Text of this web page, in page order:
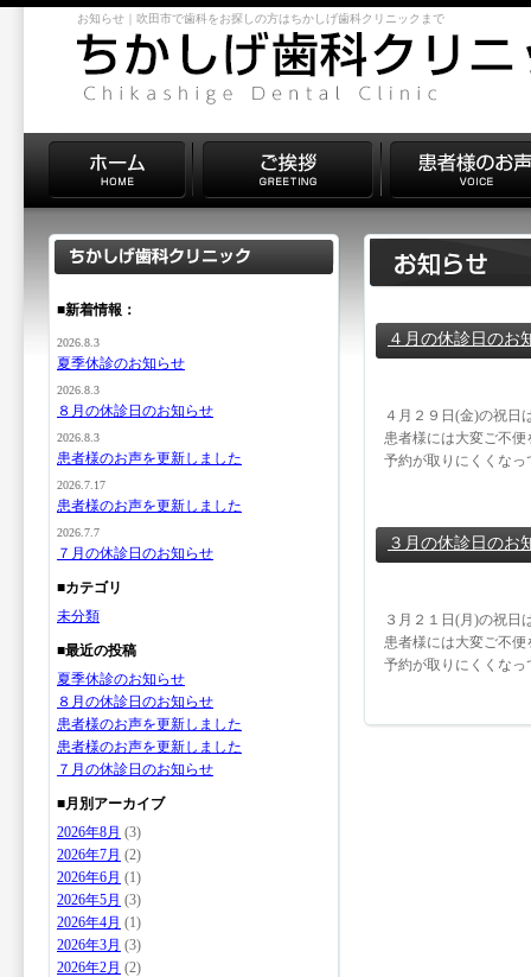
お知らせ｜吹田市で歯科をお探しの方はちかしげ歯科クリニックまで
４月の休診日のお
４月２９日(金)の祝日
患者様には大変ご不
予約が取りにくくな
３月の休診日のお
３月２１日(月)の祝日
患者様には大変ご不
予約が取りにくくな
■新着情報：
2026.8.3
夏季休診のお知らせ
2026.8.3
８月の休診日のお知らせ
2026.8.3
患者様のお声を更新しました
2026.7.17
患者様のお声を更新しました
2026.7.7
７月の休診日のお知らせ
■カテゴリ
未分類
■最近の投稿
夏季休診のお知らせ
８月の休診日のお知らせ
患者様のお声を更新しました
患者様のお声を更新しました
７月の休診日のお知らせ
■月別アーカイブ
2026年8月 (3)
2026年7月 (2)
2026年6月 (1)
2026年5月 (3)
2026年4月 (1)
2026年3月 (3)
2026年2月 (2)